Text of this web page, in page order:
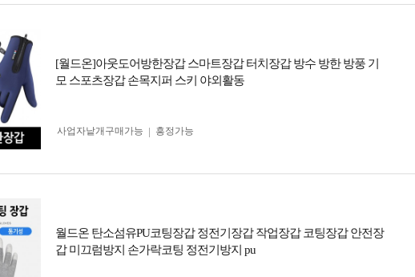
[월드온]아웃도어방한장갑 스마트장갑 터치장갑 방수 방한 방풍 기
모 스포츠장갑 손목지퍼 스키 야외활동
사업자 낱개구매가능 흥정가능
월드온 탄소섬유PU코팅장갑 정전기장갑 작업장갑 코팅장갑 안전장
갑 미끄럼방지 손가락코팅 정전기방지 pu